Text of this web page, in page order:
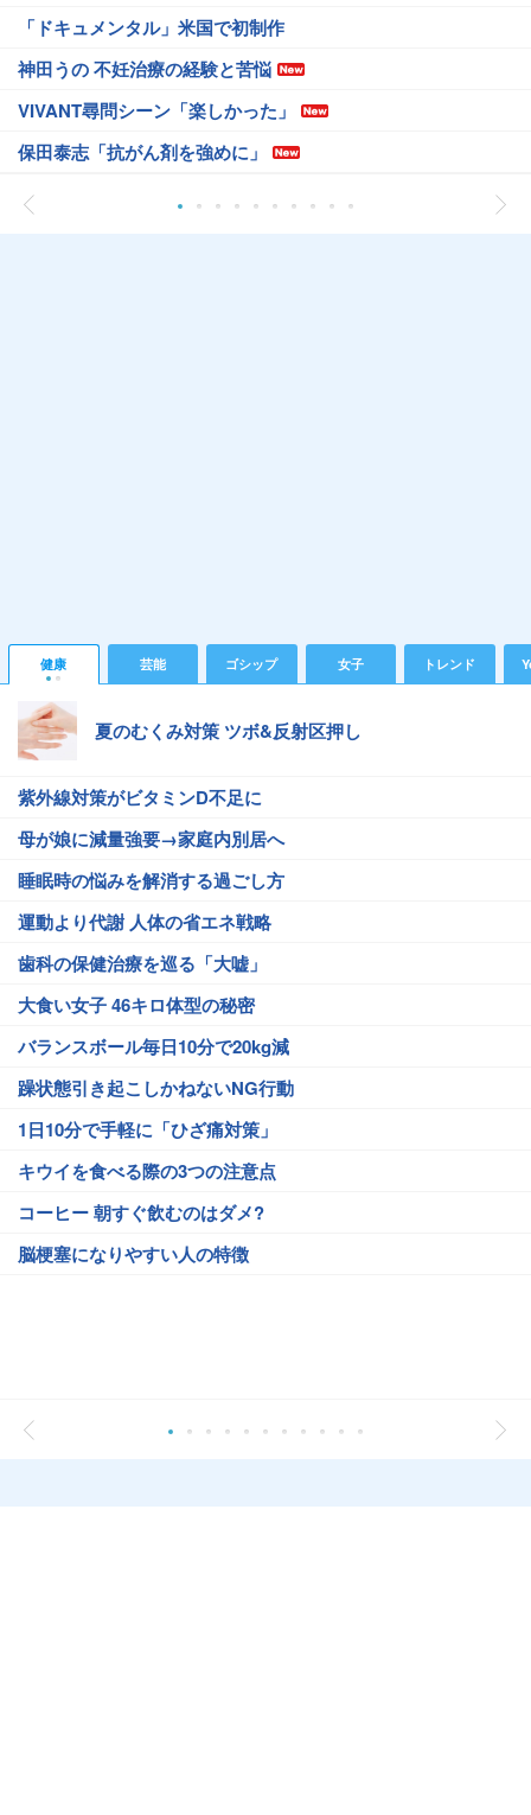
「ドキュメンタル」米国で初制作
神田うの 不妊治療の経験と苦悩
VIVANT尋問シーン「楽しかった」
保田泰志「抗がん剤を強めに」
健康 芸能 ゴシップ 女子 トレンド
夏のむくみ対策 ツボ&反射区押し
紫外線対策がビタミンD不足に
母が娘に減量強要→家庭内別居へ
睡眠時の悩みを解消する過ごし方
運動より代謝 人体の省エネ戦略
歯科の保健治療を巡る「大嘘」
大食い女子 46キロ体型の秘密
バランスボール毎日10分で20kg減
躁状態引き起こしかねないNG行動
1日10分で手軽に「ひざ痛対策」
キウイを食べる際の3つの注意点
コーヒー 朝すぐ飲むのはダメ?
脳梗塞になりやすい人の特徴